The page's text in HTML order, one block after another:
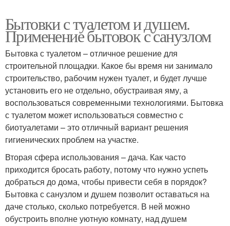
Бытовки с туалетом и душем.
Применение бытовок с санузлом
Бытовка с туалетом – отличное решение для
строительной площадки. Какое бы время ни занимало
строительство, рабочим нужен туалет, и будет лучше
установить его не отдельно, обустраивая яму, а
воспользоваться современными технологиями. Бытовка
с туалетом может использоваться совместно с
биотуалетами – это отличный вариант решения
гигиенических проблем на участке.
Вторая сфера использования – дача. Как часто
приходится бросать работу, потому что нужно успеть
добраться до дома, чтобы привести себя в порядок?
Бытовка с санузлом и душем позволит оставаться на
даче столько, сколько потребуется. В ней можно
обустроить вполне уютную комнату, над душем